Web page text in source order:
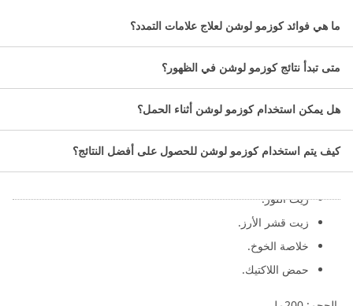
كوزمو لوشن للجسم لعلامات تمدد الجلد غني بالمرطبات والمكونات
الطبية التي تعمل على معالجة تمددات الجلد التي قد تحدث خلال أشهر
الحمل أو بعد فقدان الوزن أو أي حالات أخرى شبيهة
معلومات عن كوزمو لوشن لعلامات
تمدد الجلد:
المكونات:
زيت اللوز.
زيت قشر الأرز.
خلاصة الخوخ.
حمض اللاكتيك.
ما هي فوائد كوزمو لوشن لعلاج علامات التمدد؟
متى تبدأ نتائج كوزمو لوشن في الظهور؟
هل يمكن استخدام كوزمو لوشن أثناء الحمل؟
كيف يتم استخدام كوزمو لوشن للحصول على أفضل النتائج؟